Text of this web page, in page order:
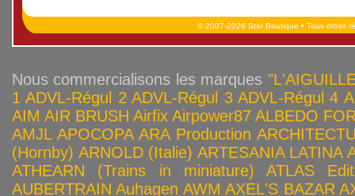
© 2007-2026 Star Boutique • Tous droits
Nous commercialisons les marques
1 ADVL-Régul 2 ADVL-Régul 3 ADVL-Régul 4
AIM AIR BRUSH Airfix Airpower87 ALBEDO
AMJL APOCOPA ARA Production
(Hornby) ARNOLD (Italie) ARTESANIA LATINA
ATHEARN (Trains in miniature)
ATLAS
AUBERTRAIN Auhagen AWM AXEL'S BAZAR